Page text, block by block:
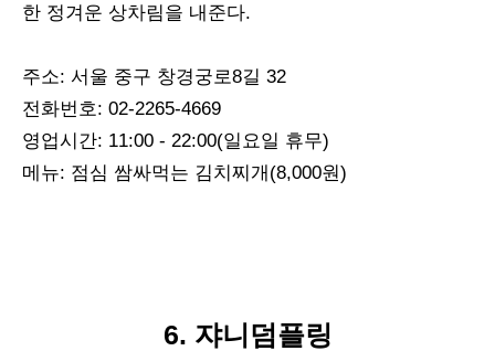
한 정겨운 상차림을 내준다.
주소: 서울 중구 창경궁로8길 32
전화번호: 02-2265-4669
영업시간: 11:00 - 22:00(일요일 휴무)
메뉴: 점심 쌈싸먹는 김치찌개(8,000원)
6. 쟈니덤플링